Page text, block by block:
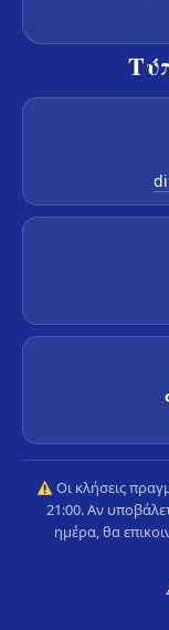
Οι κλήσεις
21:00. Αν
ημέρα, θα